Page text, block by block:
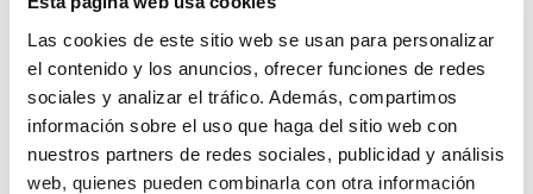
Las cookies de este sitio web se usan para personalizar
el contenido y los anuncios, ofrecer funciones de redes
sociales y analizar el tráfico. Además, compartimos
información sobre el uso que haga del sitio web con
nuestros partners de redes sociales, publicidad y análisis
web, quienes pueden combinarla con otra información
¿Has olvidado tu contraseña?